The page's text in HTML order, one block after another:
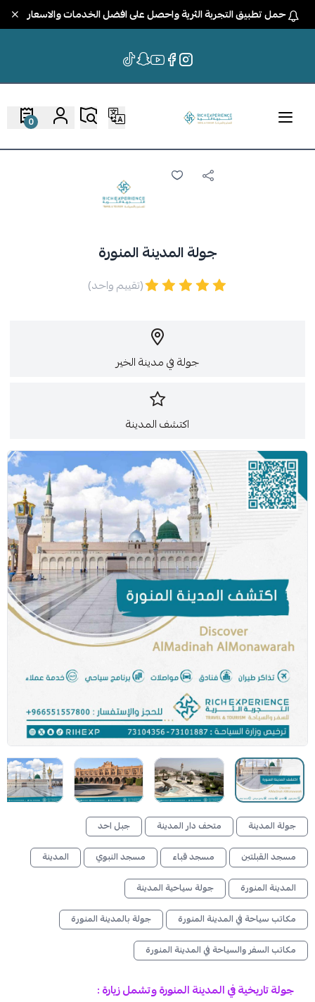
حمل تطبيق التجربة الثرية واحصل على افضل الخدمات والاسعار
0
جولة المدينة المنورة
(تقييم واحد)
جولة في مدينة الخير
اكتشف المدينة
جولة المدينة متحف دار المدينة
جبل احد
مسجد القبلتين
مسجد قباء مسجد النبوي
المدينة
المدينة المنورة
جولة سياحية المدينة
مكاتب سياحة في المدينة المنورة
جولة بالمدينة المنورة
مكاتب السفر والسياحة في المدينة المنورة
جولة تاريخية في المدينة المنورة وتشمل زيارة :